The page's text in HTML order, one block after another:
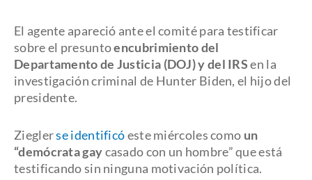
El agente apareció ante el comité para testificar
sobre el presuntoencubrimiento del
Departamento de Justicia (DOJ)y del IRSen la
investigación criminal de Hunter Biden, el hijo del
presidente.
Zieglerse identificóeste miércoles como un
“demócrata gaycasado con un hombre” que está
testificando sin ninguna motivación política.